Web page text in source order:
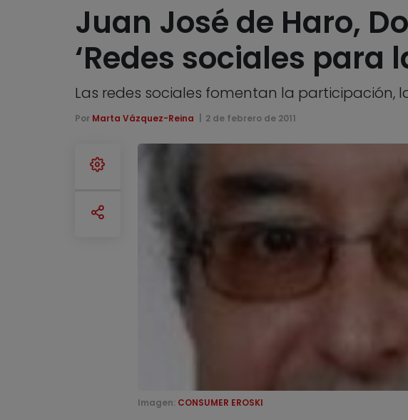
Juan José de Haro,
‘Redes sociales para
Las redes sociales fomentan la participación,
Por Marta Vázquez-Reina 2 de febrero de 2011
Imagen: CONSUMER EROSKI